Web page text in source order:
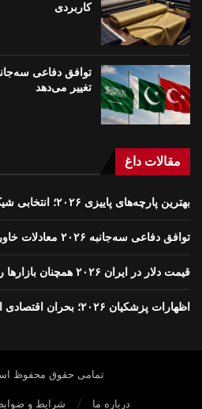
کاربردی
تغییر می‌دهد
مقالات داغ
بهترین پارچه‌های پاییزی ۲۰۲۶؛ انتخابی شیک و کاربردی
توافق دفاعی سه‌جانبه ۲۰۲۶ معادلات خاورمیانه را تغییر می‌دهد
قیمت دلار در ایران ۲۰۲۶ همچنان بازارها را تحت فشار قرار داده است
اظهارات پزشکیان ۲۰۲۶؛ بحران اقتصادی ایران زیر ذره‌بین
تمامی حقوق محفوظ
درباره ما شرایط و